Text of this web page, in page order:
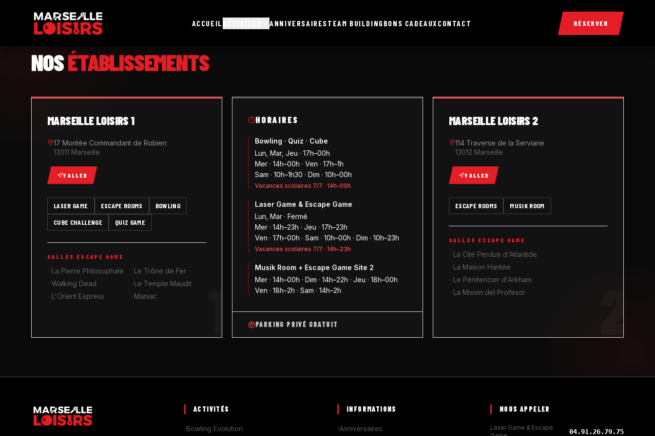
ACCUEIL ANNIVERSAIRESTEAM BUILDINGBONS CADEAUX CONTACT RÉSERVER
NOSÉTABLISSEMENTS
MARSEILLE LOISIRS 1
17 Montée Commandant de Robien
13011 Marseille
Y ALLER
LASER GAME ESCAPE ROOMS
BOWLING
CUBE CHALLENGE
QUIZ GAME
SALLES ESCAPE GAME
La Pierre Philosophale
Le Trône de Fer
Walking Dead
Le Temple Maudit
L'Orient Express
Maniac
HORAIRES
Bowling · Quiz · Cube
Lun, Mar, Jeu · 17h–00h
Mer · 14h–00h · Ven · 17h–1h
Sam · 10h–1h30 · Dim · 10h–00h
Vacances scolaires 7/7 · 14h–00h
Laser Game & Escape Game
Lun, Mar · Fermé
Mer · 14h–23h · Jeu · 17h–23h
Ven · 17h–00h · Sam · 10h–00h · Dim · 10h–23h
Vacances scolaires 7/7 · 14h–23h
Musik Room + Escape Game Site 2
Mer · 14h–00h · Dim · 14h–22h · Jeu · 18h–00h
Ven · 18h–2h · Sam · 14h–2h
PARKING PRIVÉ GRATUIT
MARSEILLE LOISIRS 2
114 Traverse de la Serviane
13012 Marseille
Y ALLER
ESCAPE ROOMS MUSIK ROOM
SALLES ESCAPE GAME
La Cité Perdue d'Atlantide
La Maison Hantée
Le Pénitencier d'Arkham
La Mision del Profesor
ACTIVITÉS
Bowling Evolution
INFORMATIONS
Anniversaires
NOUS APPELER
Laser Game & Escape
04.91.26.79.75